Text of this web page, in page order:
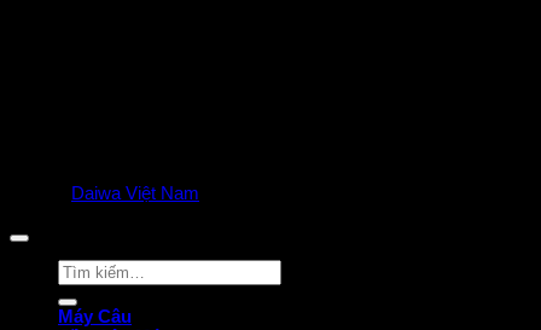
Daiwa Việt Nam
Tìm
kiếm:
Máy Câu